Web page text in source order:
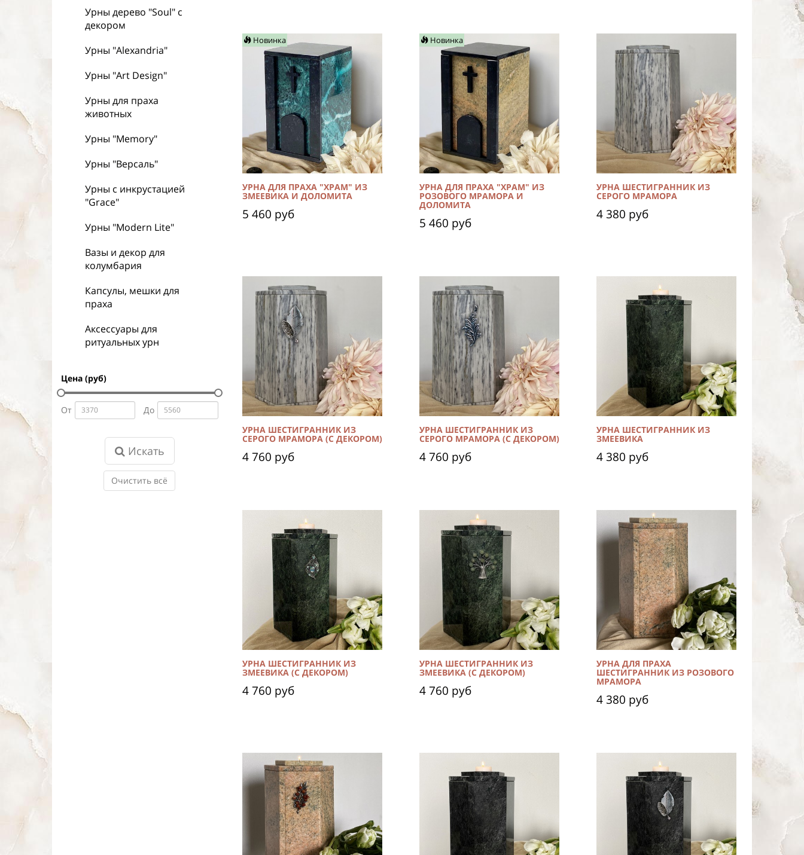
Урны дерево "Soul" с
декором
Урны "Alexandria"
Урны "Art Design"
Урны для праха
животных
Урны "Memory"
Урны "Версаль"
Урны с инкрустацией
"Grace"
Урны "Modern Lite"
Вазы и декор для
колумбария
Капсулы, мешки для
праха
Аксессуары для
ритуальных урн
Цена (руб)
От До
Искать
Очистить всё
Новинка
УРНА ДЛЯ ПРАХА "ХРАМ" ИЗ
ЗМЕЕВИКА И ДОЛОМИТА
5 460 руб
Новинка
УРНА ДЛЯ ПРАХА "ХРАМ" ИЗ
РОЗОВОГО МРАМОРА И
ДОЛОМИТА
5 460 руб
УРНА ШЕСТИГРАННИК ИЗ
СЕРОГО МРАМОРА
4 380 руб
УРНА ШЕСТИГРАННИК ИЗ
СЕРОГО МРАМОРА (С ДЕКОРОМ)
4 760 руб
УРНА ШЕСТИГРАННИК ИЗ
СЕРОГО МРАМОРА (С ДЕКОРОМ)
4 760 руб
УРНА ШЕСТИГРАННИК ИЗ
ЗМЕЕВИКА
4 380 руб
УРНА ШЕСТИГРАННИК ИЗ
ЗМЕЕВИКА (С ДЕКОРОМ)
4 760 руб
УРНА ШЕСТИГРАННИК ИЗ
ЗМЕЕВИКА (С ДЕКОРОМ)
4 760 руб
УРНА ДЛЯ ПРАХА
ШЕСТИГРАННИК ИЗ РОЗОВОГО
МРАМОРА
4 380 руб